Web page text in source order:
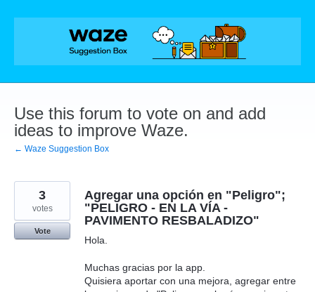
Skip
Use this forum to vote on and add
ideas to improve Waze.
← Waze Suggestion Box
Agregar una opción en "Peligro";
"PELIGRO - EN LA VÍA -
PAVIMENTO RESBALADIZO"
Hola.
Muchas gracias por la app.
Quisiera aportar con una mejora, agregar entre
3
votes
Vote